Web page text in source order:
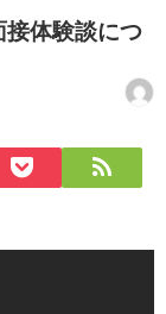
接体験談につ